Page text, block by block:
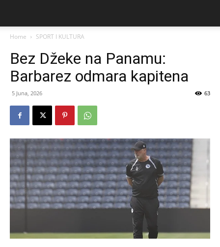
Home SPORT I KULTURA
Bez Džeke na Panamu:
Barbarez odmara kapitena
5 Juna, 2026 63